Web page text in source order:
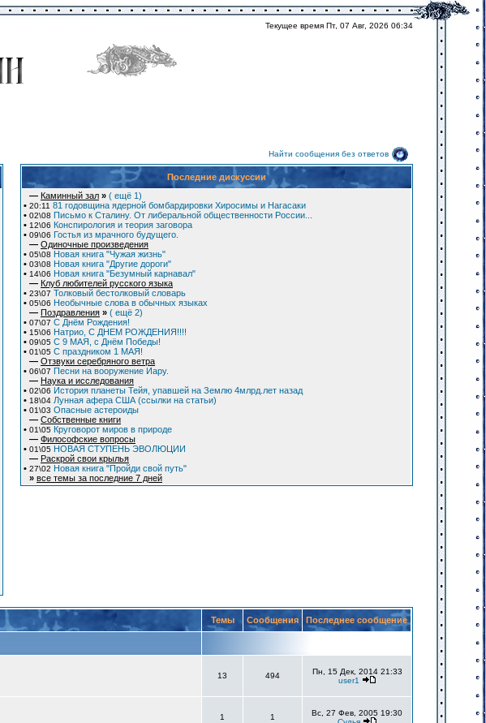
Текущее время Пт, 07 Авг, 2026 06:34
Найти сообщения без ответов
Последние дискуссии
— Каминный зал » ( ещё 1)
• 20:11 81 годовщина ядерной бомбардировки Хиросимы и Нагасаки
• 02\08 Письмо к Сталину. От либеральной общественности России...
• 12\06 Конспирология и теория заговора
• 09\06 Гостья из мрачного будущего.
— Одиночные произведения
• 05\08 Новая книга "Чужая жизнь"
• 03\08 Новая книга "Другие дороги"
• 14\06 Новая книга "Безумный карнавал"
— Клуб любителей русского языка
• 23\07 Толковый бестолковый словарь
• 05\06 Необычные слова в обычных языках
— Поздравления » ( ещё 2)
• 07\07 С Днём Рождения!
• 15\06 Натрио, С ДНЕМ РОЖДЕНИЯ!!!!
• 09\05 С 9 МАЯ, с Днём Победы!
• 01\05 C праздником 1 МАЯ!
— Отзвуки серебряного ветра
• 06\07 Песни на вооружение Иару.
— Наука и исследования
• 02\06 История планеты Тейя, упавшей на Землю 4млрд.лет назад
• 18\04 Лунная афера США (ссылки на статьи)
• 01\03 Опасные астероиды
— Собственные книги
• 01\05 Круговорот миров в природе
— Философские вопросы
• 01\05 НОВАЯ СТУПЕНЬ ЭВОЛЮЦИИ
— Раскрой свои крылья
• 27\02 Новая книга "Пройди свой путь"
» все темы за последние 7 дней
Темы Сообщения Последнее сообщение
13 494
Пн, 15 Дек, 2014 21:33
user1
1 1
Вс, 27 Фев, 2005 19:30